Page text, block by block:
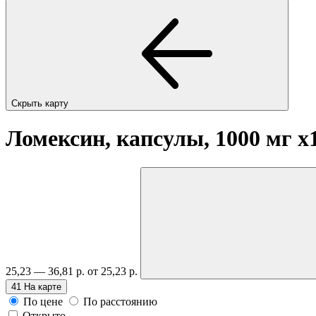
Скрыть карту
Ломексин, капсулы, 1000 мг
25,23 — 36,81 р. от 25,23 р.
41 На карте
По цене
По расстоянию